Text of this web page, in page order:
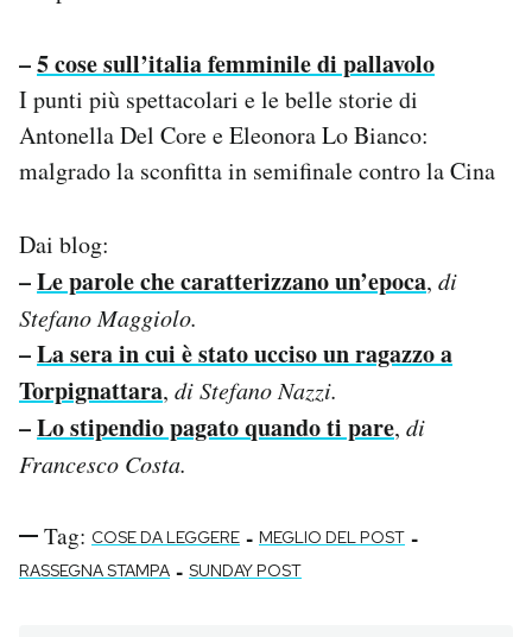
–5 cose sull’italia femminile di pallavolo
I punti più spettacolari e le belle storie di
Antonella Del Core e Eleonora Lo Bianco:
malgrado la sconfitta in semifinale contro la Cina
Dai blog:
–Le parole che caratterizzano un’epoca, di
Stefano Maggiolo.
–La sera in cui è stato ucciso un ragazzo a
Torpignattara, di Stefano Nazzi.
–Lo stipendio pagato quando ti pare, di
Francesco Costa.
Tag: COSE DA LEGGERE - MEGLIO DEL POST -
RASSEGNA STAMPA - SUNDAY POST